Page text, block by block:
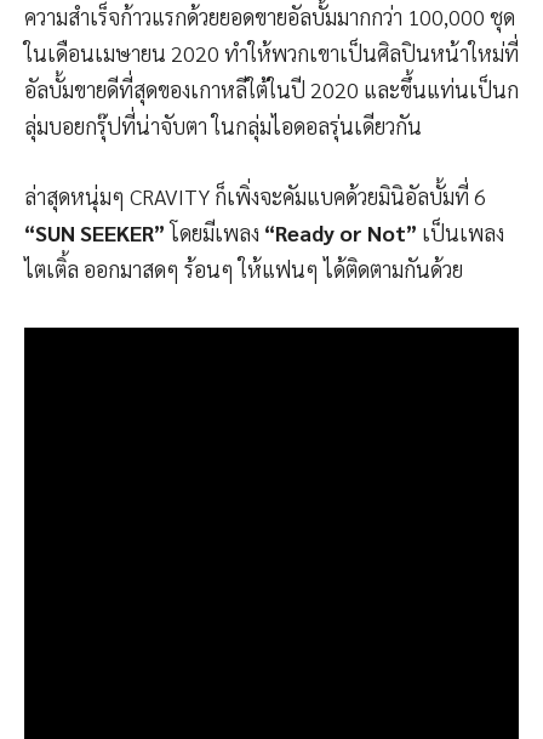
ความสำเร็จก้าวแรกด้วยยอดขายอัลบั้มมากกว่า 100,000 ชุด
ในเดือนเมษายน 2020 ทำให้พวกเขาเป็นศิลปินหน้าใหม่ที่
อัลบั้มขายดีที่สุดของเกาหลีใต้ในปี 2020 และขึ้นแท่นเป็นก
ลุ่มบอยกรุ๊ปที่น่าจับตา ในกลุ่มไอดอลรุ่นเดียวกัน
ล่าสุดหนุ่มๆ CRAVITY ก็เพิ่งจะคัมแบคด้วยมินิอัลบั้มที่ 6
“SUN SEEKER”โดยมีเพลง “Ready or Not” เป็นเพลง
ไตเติ้ล ออกมาสดๆ ร้อนๆ ให้แฟนๆ ได้ติดตามกันด้วย